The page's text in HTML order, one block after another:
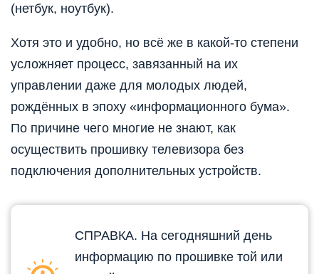
(нетбук, ноутбук).
Хотя это и удобно, но всё же в какой-то степени
усложняет процесс, завязанный на их
управлении даже для молодых людей,
рождённых в эпоху «информационного бума».
По причине чего многие не знают, как
осуществить прошивку телевизора без
подключения дополнительных устройств.
СПРАВКА. На сегодняшний день
информацию по прошивке той или